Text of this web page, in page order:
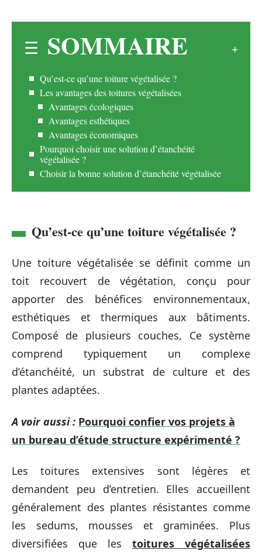
SOMMAIRE
Qu’est-ce qu’une toiture végétalisée ?
Les avantages des toitures végétalisées
Avantages écologiques
Avantages esthétiques
Avantages économiques
Pourquoi choisir une solution d’étanchéité
végétalisée ?
Choisir la bonne solution d’étanchéité végétalisée
Qu’est-ce qu’une toiture végétalisée ?
Une toiture végétalisée se définit comme un
toit recouvert de végétation, conçu pour
apporter des bénéfices environnementaux,
esthétiques et thermiques aux bâtiments.
Composé de plusieurs couches, Ce système
comprend typiquement un complexe
d’étanchéité, un substrat de culture et des
plantes adaptées.
A voir aussi : Pourquoi confier vos projets à
un bureau d’étude structure expérimenté ?
Les toitures extensives sont légères et
demandent peu d’entretien. Elles accueillent
généralement des plantes résistantes comme
les sedums, mousses et graminées. Plus
diversifiées que les toitures végétalisées